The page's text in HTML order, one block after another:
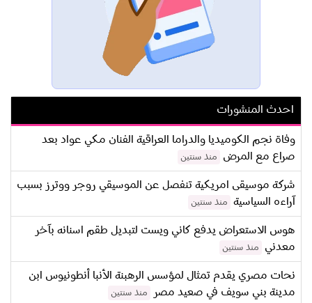
احدث المنشورات
وفاة نجم الكوميديا والدراما العراقية الفنان مكي عواد بعد
صراع مع المرض
منذ سنتين
شركة موسيقى امريكية تنفصل عن الموسيقي روجر ووترز بسبب
آراءه السياسية
منذ سنتين
هوس الاستعراض يدفع كاني ويست لتبديل طقم اسنانه بآخر
معدني
منذ سنتين
نحات مصري يقدم تمثال لمؤسس الرهبنة الأنبا أنطونيوس ابن
مدينة بني سويف في صعيد مصر
منذ سنتين